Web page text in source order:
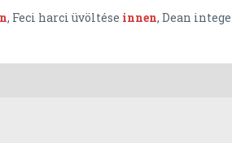
, Feci harci üvöltése innen, Dean